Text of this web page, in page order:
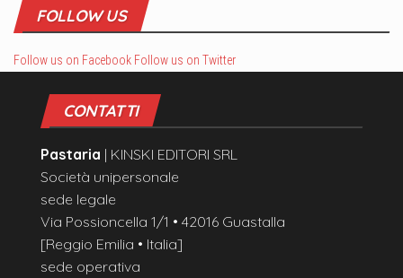
FOLLOW US
Follow us on Facebook Follow us on Twitter
CONTATTI
Pastaria | KINSKI EDITORI SRL
Società unipersonale
sede legale
Via Possioncella 1/1 • 42016 Guastalla
[Reggio Emilia • Italia]
sede operativa